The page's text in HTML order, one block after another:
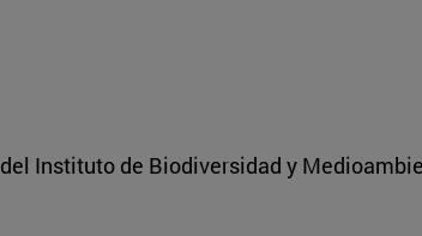
Instituto de Biodiversidad y